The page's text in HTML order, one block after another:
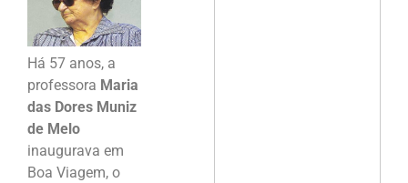
Há 57 anos, a
professora Maria
das Dores Muniz
de Melo
inaugurava em
Boa Viagem, o